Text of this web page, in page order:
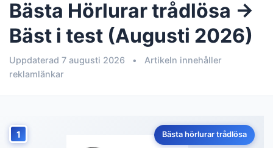
Bästa Hörlurar trådlösa →
Bäst i test (Augusti 2026)
Uppdaterad 7 augusti 2026 •
Artikeln innehåller
reklamlänkar
1 Bästa hörlurar trådlösa